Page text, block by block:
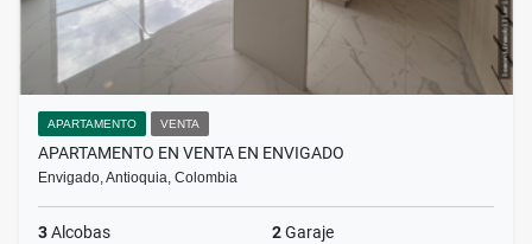
APARTAMENTO VENTA
APARTAMENTO EN VENTA EN ENVIGADO
Envigado, Antioquia, Colombia
3Alcobas 2Garaje